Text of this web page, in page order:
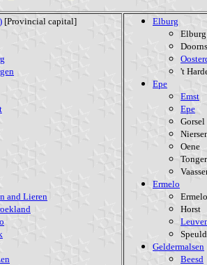
[Provincial capital]
and Lieren
Elburg
Elburg
't
Epe
Emst
Epe
Gorsel
Oene
Ermelo
Ermelo
Horst
Speuld
Geldermalsen
Beesd